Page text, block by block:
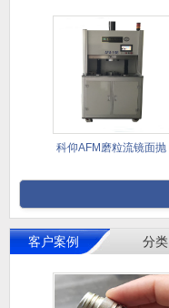
科仰AFM磨粒流镜面抛
客户案例 分类